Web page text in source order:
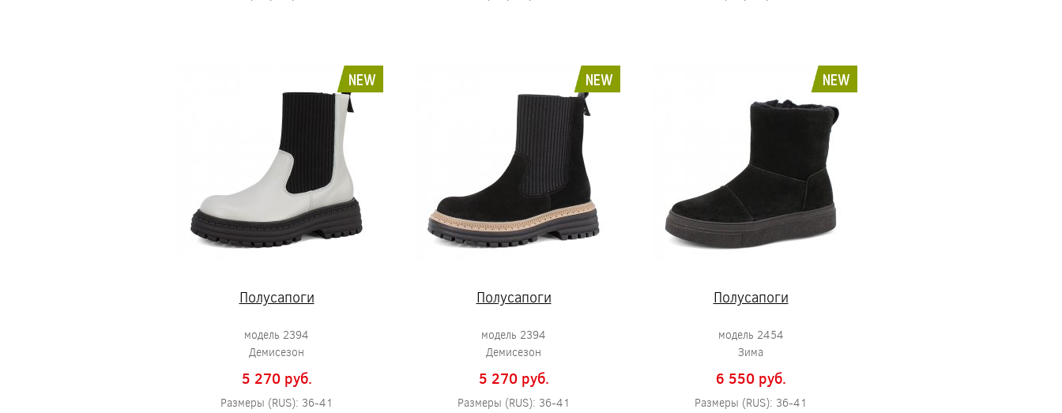
NEW
Полусапоги
модель 2394
Демисезон
5 270 pуб.
Размеры (RUS): 36-41
NEW
Полусапоги
модель 2394
Демисезон
5 270 pуб.
Размеры (RUS): 36-41
NEW
Полусапоги
модель 2454
Зима
6 550 pуб.
Размеры (RUS): 36-41